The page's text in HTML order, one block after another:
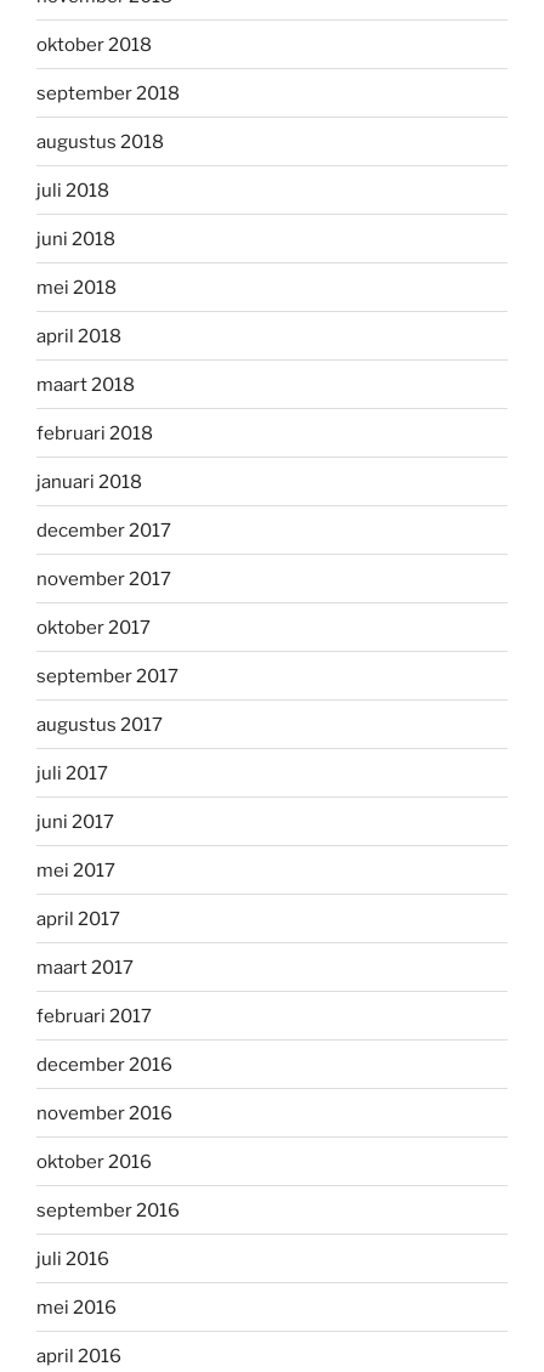
oktober 2018
september 2018
augustus 2018
juli 2018
juni 2018
mei 2018
april 2018
maart 2018
februari 2018
januari 2018
december 2017
november 2017
oktober 2017
september 2017
augustus 2017
juli 2017
juni 2017
mei 2017
april 2017
maart 2017
februari 2017
december 2016
november 2016
oktober 2016
september 2016
juli 2016
mei 2016
april 2016